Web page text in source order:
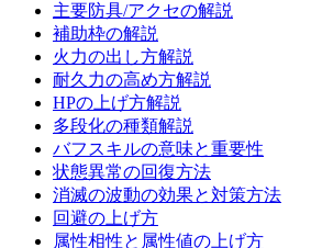
主要防具/アクセの解説
補助枠の解説
火力の出し方解説
耐久力の高め方解説
HPの上げ方解説
多段化の種類解説
バフスキルの意味と重要性
状態異常の回復方法
消滅の波動の効果と対策方法
回避の上げ方
属性相性と属性値の上げ方